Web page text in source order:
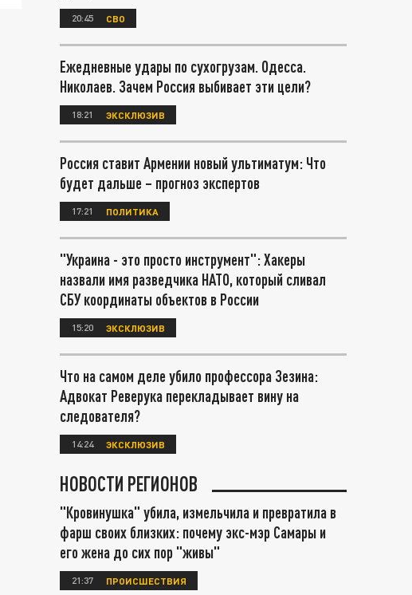
20:45 СВО
Ежедневные удары по сухогрузам. Одесса.
Николаев. Зачем Россия выбивает эти цели?
18:21 ЭКСКЛЮЗИВ
Россия ставит Армении новый ультиматум: Что
будет дальше – прогноз экспертов
17:21 ПОЛИТИКА
"Украина - это просто инструмент": Хакеры
назвали имя разведчика НАТО, который сливал
СБУ координаты объектов в России
15:20 ЭКСКЛЮЗИВ
Что на самом деле убило профессора Зезина:
Адвокат Реверука перекладывает вину на
следователя?
14:24 ЭКСКЛЮЗИВ
НОВОСТИ РЕГИОНОВ
"Кровинушка" убила, измельчила и превратила в
фарш своих близких: почему экс-мэр Самары и
его жена до сих пор "живы"
21:37 ПРОИСШЕСТВИЯ